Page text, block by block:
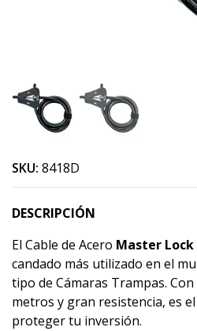
SKU: 8418D
DESCRIPCIÓN
El Cable de Acero Master
candado más utilizado en el
tipo de Cámaras Trampas.
metros y gran resistencia, es
proteger tu inversión.